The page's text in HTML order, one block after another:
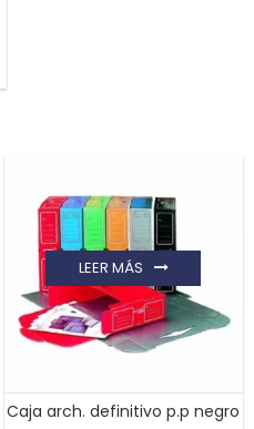
Caja arch. definitivo p.p negro
LEER MÁS